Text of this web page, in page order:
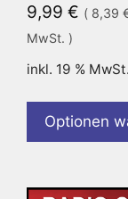
9,99 € ( 8,39
MwSt. )
inkl. 19 % MwSt.
Optionen